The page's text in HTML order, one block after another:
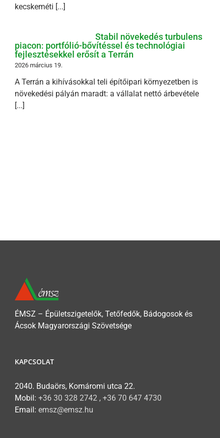
kecskeméti [...]
Stabil növekedés turbulens
piacon: portfólió-bővítéssel és technológiai
fejlesztésekkel erősít a Terrán
2026 március 19.
A Terrán a kihívásokkal teli építőipari környezetben is
növekedési pályán maradt: a vállalat nettó árbevétele
[...]
ÉMSZ – Épületszigetelők, Tetőfedők, Bádogosok és
Ácsok Magyarországi Szövetsége
KAPCSOLAT
2040. Budaörs, Komáromi utca 22.
Mobil: +36 30 328 2742 , +36 70 647 4730
Email: emsz@emsz.hu